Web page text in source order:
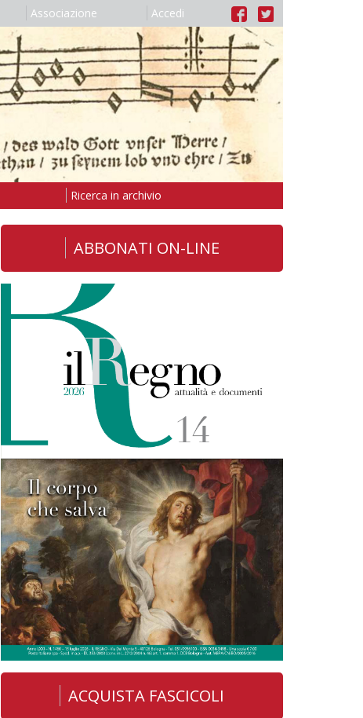
Associazione Accedi
Ricerca in archivio
ABBONATI ON-LINE
ACQUISTA FASCICOLI